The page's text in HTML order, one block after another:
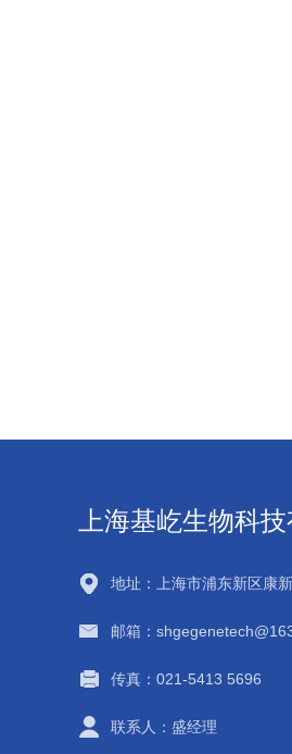
上海基屹生物科
地址：上海市浦东新区康
邮箱：
传真：021-5413 5696
联系人：盛经理